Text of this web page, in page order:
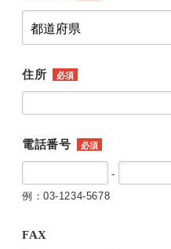
住所 必須
電話番号 必須
-
例：03-1234-5678
FAX